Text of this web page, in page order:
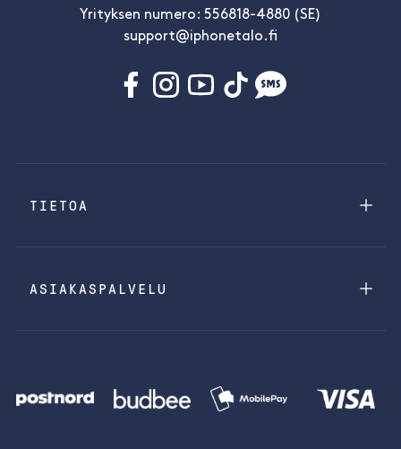
Yrityksen numero: 556818-4880 (SE)
support@iphonetalo.fi
TIETOA
ASIAKASPALVELU